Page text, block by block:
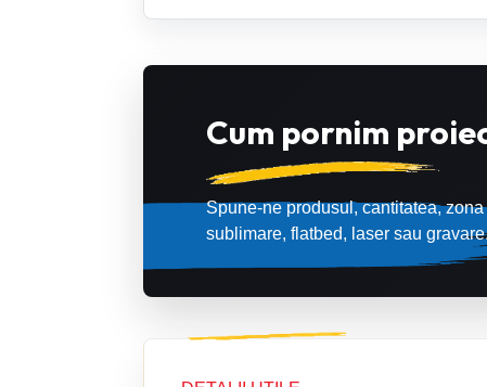
Cum pornim
Spune-ne produsul, cantitatea,
sublimare, flatbed, laser sau